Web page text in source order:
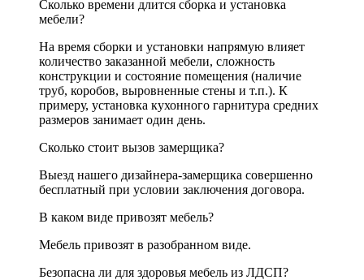
Сколько времени длится сборка и установка
мебели?
На время сборки и установки напрямую влияет
количество заказанной мебели, сложность
конструкции и состояние помещения (наличие
труб, коробов, выровненные стены и т.п.). К
примеру, установка кухонного гарнитура средних
размеров занимает один день.
Сколько стоит вызов замерщика?
Выезд нашего дизайнера-замерщика совершенно
бесплатный при условии заключения договора.
В каком виде привозят мебель?
Мебель привозят в разобранном виде.
Безопасна ли для здоровья мебель из ЛДСП?